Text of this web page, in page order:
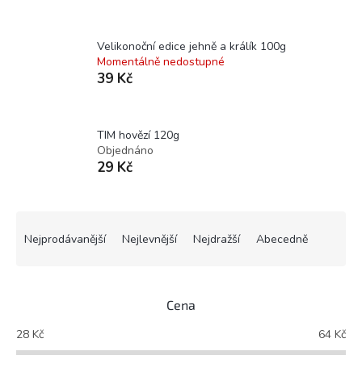
Velikonoční edice jehně a králík 100g
Momentálně nedostupné
39 Kč
TIM hovězí 120g
Objednáno
29 Kč
p
r
o
Nejprodávanější Nejlevnější Nejdražší Abecedně
Cena
28 Kč 64 Kč